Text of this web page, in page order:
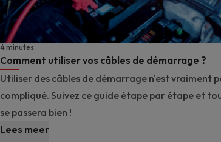
Comment utiliser vos câbles de démarrage ?
4 minutes
Utiliser des câbles de démarrage n'est vraiment
compliqué. Suivez ce guide étape par étape et
se passera bien !
Lees meer